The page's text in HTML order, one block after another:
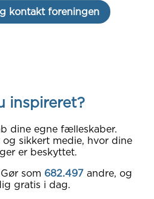
kontakt foreningen
inspireret?
dine egne fælleskaber.
sikkert medie, hvor dine
er beskyttet.
som 682.497 andre, og
gratis i dag.